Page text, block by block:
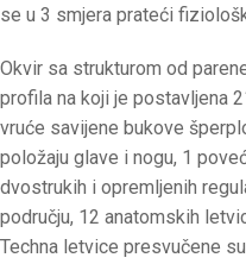
se u 3 smjera prateći
Okvir sa strukturom od
profila na koji je postavljena
vruće savijene bukove
položaju glave i nogu, 1
dvostrukih i opremljenih
području, 12 anatomskih
Techna letvice presvučene